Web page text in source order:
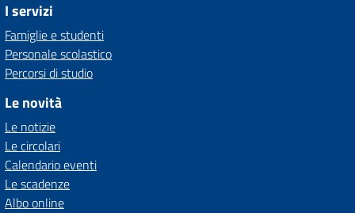
I servizi
Famiglie e studenti
Personale scolastico
Percorsi di studio
Le novità
Le notizie
Le circolari
Calendario eventi
Le scadenze
Albo online